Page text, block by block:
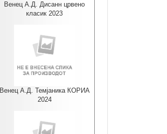
Венец А.Д. Дисанн црвено
класик 2023
Венец А.Д. Темјаника КОРИА
2024